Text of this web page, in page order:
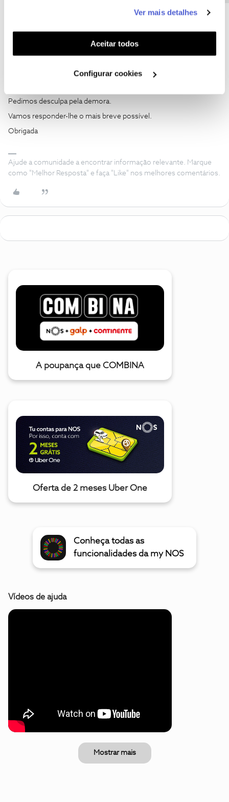
funcionalidades (cookies de personalização e
funcionalidade) e adaptar anúncios aos seus interesses
(cookies de publicidade personalizada). Pode gerir a
utilização dos cookies clicando em "Configurar
Ver mais detalhes
Aceitar todos
Configurar cookies
Pedimos desculpa pela demora.
Vamos responder-lhe o mais breve possível.
Obrigada
Ajude a comunidade a encontrar informação relevante. Marque
como "Melhor Resposta" e faça "Like" nos melhores comentários.
A poupança que COMBINA
Oferta de 2 meses Uber One
Conheça todas as
funcionalidades da my NOS
Vídeos de ajuda
Mostrar mais